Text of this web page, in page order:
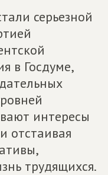
серьезной
в Госдуме,
интересы
отстаивая
трудящихся.